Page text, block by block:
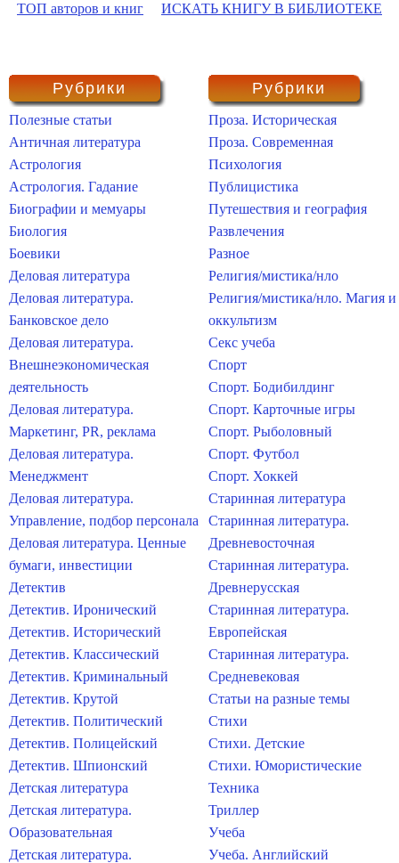
ТОП авторов и книг ИСКАТЬ КНИГУ В БИБЛИОТЕКЕ
Рубрики
Полезные статьи
Античная литература
Астрология
Астрология. Гадание
Биографии и мемуары
Биология
Боевики
Деловая литература
Деловая литература.
Банковское дело
Деловая литература.
Внешнеэкономическая
деятельность
Деловая литература.
Маркетинг, PR, реклама
Деловая литература.
Менеджмент
Деловая литература.
Управление, подбор персонала
Деловая литература. Ценные
бумаги, инвестиции
Детектив
Детектив. Иронический
Детектив. Исторический
Детектив. Классический
Детектив. Криминальный
Детектив. Крутой
Детектив. Политический
Детектив. Полицейский
Детектив. Шпионский
Детская литература
Детская литература.
Образовательная
Детская литература.
Рубрики
Проза. Историческая
Проза. Современная
Психология
Публицистика
Путешествия и география
Развлечения
Разное
Религия/мистика/нло
Религия/мистика/нло. Магия и
оккультизм
Секс учеба
Спорт
Спорт. Бодибилдинг
Спорт. Карточные игры
Спорт. Рыболовный
Спорт. Футбол
Спорт. Хоккей
Старинная литература
Старинная литература.
Древневосточная
Старинная литература.
Древнерусская
Старинная литература.
Европейская
Старинная литература.
Средневековая
Статьи на разные темы
Стихи
Стихи. Детские
Стихи. Юмористические
Техника
Триллер
Учеба
Учеба. Английский